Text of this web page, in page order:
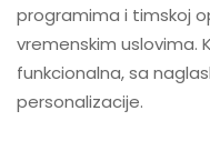
programima i timskoj
vremenskim uslovima.
funkcionalna, sa
personalizacije.